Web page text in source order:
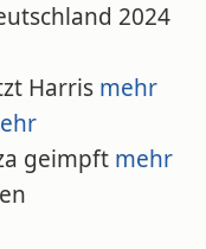
2024
Harris mehr
geimpft mehr